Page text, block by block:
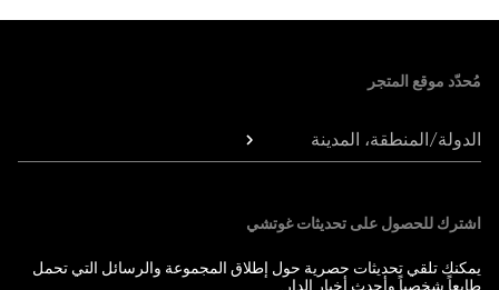
مُحدّد موقع المتجر
الدولة/المنطقة، المدينة
اشترك للحصول على تحديثات غوتشي
يمكنك تلقي تحديثات حصرية حول إطلاق المجموعة والرسائل التي تحمل